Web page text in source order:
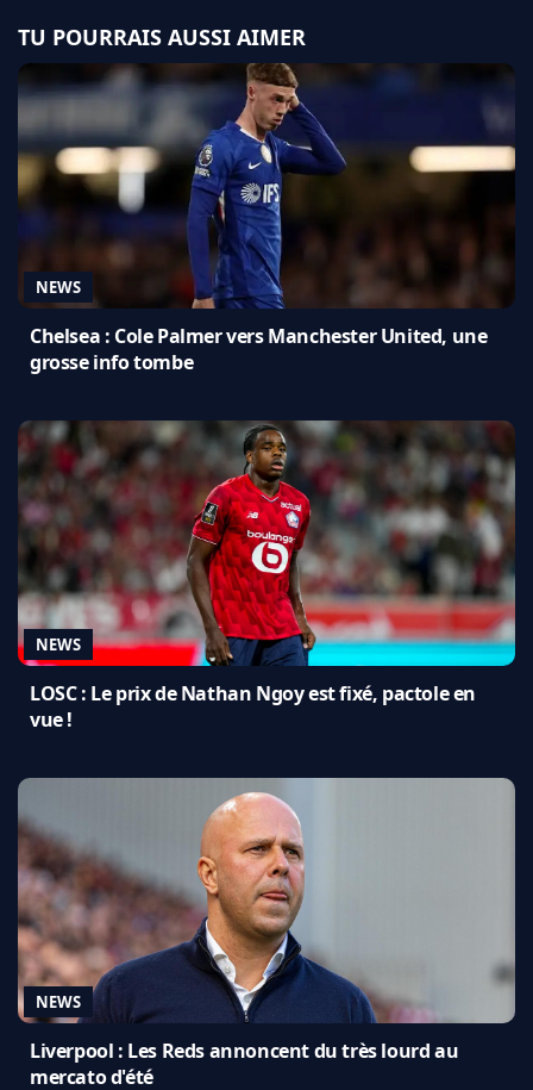
TU POURRAIS AUSSI AIMER
NEWS
Chelsea : Cole Palmer vers Manchester United, une
grosse info tombe
NEWS
LOSC : Le prix de Nathan Ngoy est fixé, pactole en
vue !
NEWS
Liverpool : Les Reds annoncent du très lourd au
mercato d'été